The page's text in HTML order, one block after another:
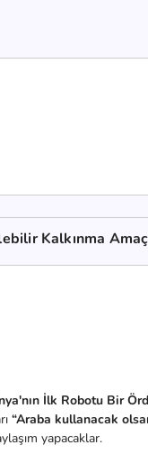
Kalkınma
İlk Robotu Bir
“Araba kullanacak
yapacaklar.